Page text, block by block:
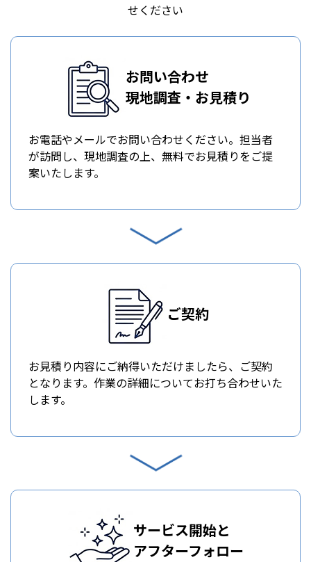
せください
お問い合わせ
現地調査・お見積り
お電話やメールでお問い合わせください。担当者
が訪問し、現地調査の上、無料でお見積りをご提
案いたします。
ご契約
お見積り内容にご納得いただけましたら、ご契約
となります。作業の詳細についてお打ち合わせいた
します。
サービス開始と
アフターフォロー